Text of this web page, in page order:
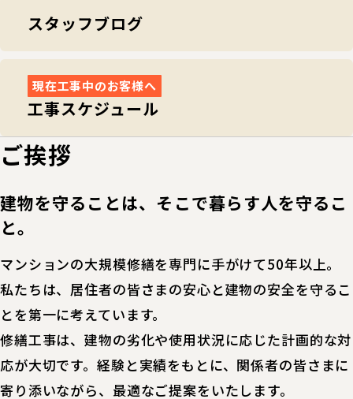
スタッフブログ
現在工事中のお客様へ
工事スケジュール
ご挨拶
建物を守ることは、そこで暮らす人を守るこ
と。
マンションの大規模修繕を専門に手がけて50年以上。
私たちは、居住者の皆さまの安心と建物の安全を守るこ
とを第一に考えています。
修繕工事は、建物の劣化や使用状況に応じた計画的な対
応が大切です。経験と実績をもとに、関係者の皆さまに
寄り添いながら、最適なご提案をいたします。